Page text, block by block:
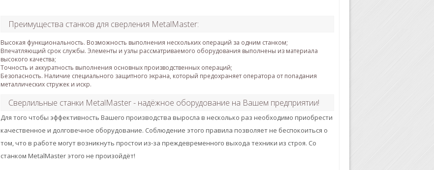
Преимущества станков для сверления MetalMaster:
Высокая функциональность. Возможность выполнения нескольких операций за одним станком;
Впечатляющий срок службы. Элементы и узлы рассматриваемого оборудования выполнены из материала
высокого качества;
Точность и аккуратность выполнения основных производственных операций;
Безопасность. Наличие специального защитного экрана, который предохраняет оператора от попадания
металлических стружек и искр.
Сверлильные станки MetalMaster - надёжное оборудование на Вашем предприятии!
Для того чтобы эффективность Вашего производства выросла в несколько раз необходимо приобрести
качественное и долговечное оборудование. Соблюдение этого правила позволяет не беспокоиться о
том, что в работе могут возникнуть простои из-за преждевременного выхода техники из строя. Со
станком MetalMaster этого не произойдёт!